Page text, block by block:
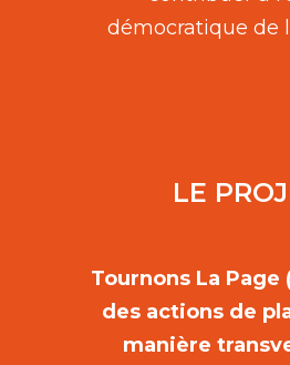
démocratique de
LE
Tournons La Page
des actions de
manière